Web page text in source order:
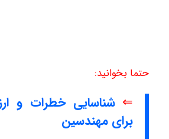
حتما بخوانید:
⇐شناسایی خطرات و
برای مهندسین